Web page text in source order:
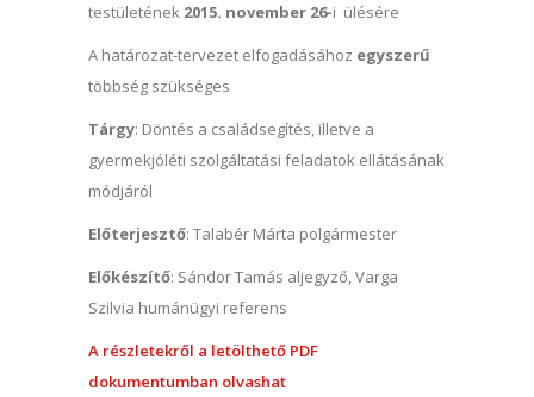
testületének 2015. november 26-i ülésére
A határozat-tervezet elfogadásához egyszerű
többség szükséges
Tárgy: Döntés a családsegítés, illetve a
gyermekjóléti szolgáltatási feladatok ellátásának
módjáról
Előterjesztő: Talabér Márta polgármester
Előkészítő: Sándor Tamás aljegyző, Varga
Szilvia humánügyi referens
A részletekről a letölthető PDF
dokumentumban olvashat